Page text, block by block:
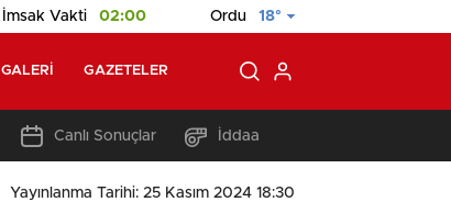
İmsak Vakti 02:00 Ordu 18°
GALERI GAZETELER
Canlı Sonuçlar İddaa
Yayınlanma Tarihi: 25 Kasım 2024 18:30